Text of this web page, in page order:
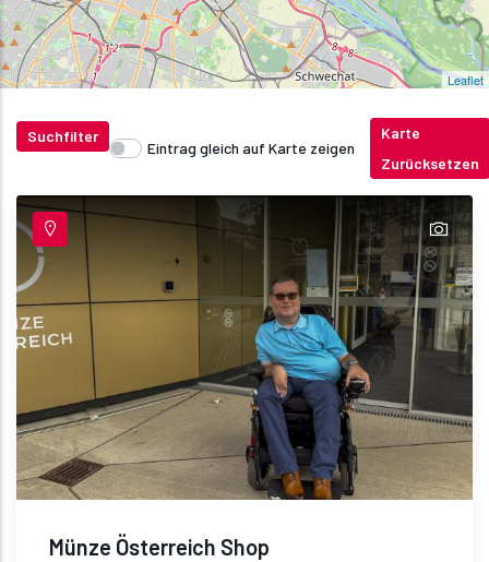
Leaflet
Suchfilter
Eintrag gleich auf Karte zeigen
Karte
Zurücksetzen
Münze Österreich Shop